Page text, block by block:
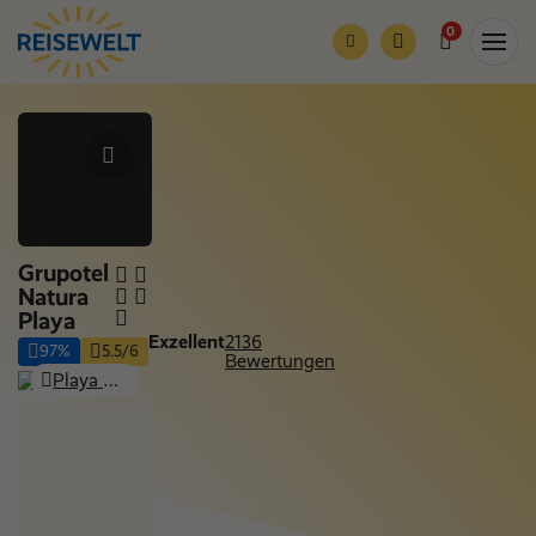
0
Grupotel
Natura
Playa
Playa de Muro, Mallorca
97% 5.5/6 Exzellent2136
Bewertungen